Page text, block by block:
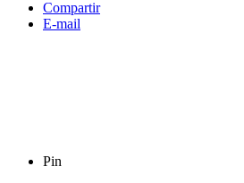
Compartir
E-mail
Pin